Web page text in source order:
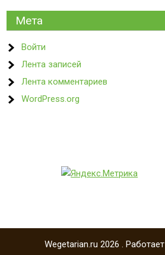
Мета
Войти
Лента записей
Лента комментариев
WordPress.org
Wegetarian.ru 2026 .